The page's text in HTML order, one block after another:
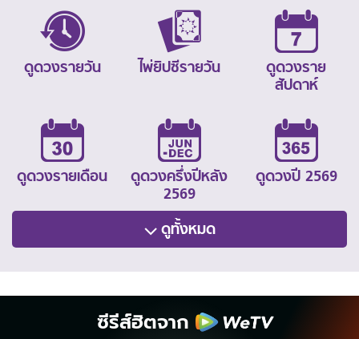
ดูดวงรายวัน ไพ่ยิปซีรายวัน
ดูดวงราย
สัปดาห์
ดูดวงรายเดือน
ดูดวงครึ่งปีหลัง
2569
ดูดวงปี 2569
ดูทั้งหมด
ซีรีส์ฮิตจาก